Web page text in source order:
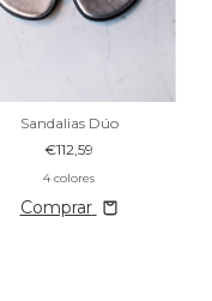
Sandalias Dúo
€112,59
4 colores
Comprar